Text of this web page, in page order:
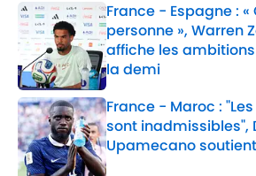
France - Espagne :
personne », Warren
affiche les
la demi
Published by on Invalid
France - Maroc :
sont inadmissibles",
Upamecano
Published by on Invalid